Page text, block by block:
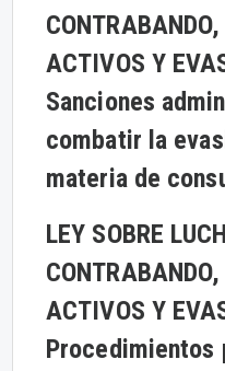
ACTIVOS Y
Sanciones
combatir la
materia de
LEY SOBRE
ACTIVOS Y
Procedimientos